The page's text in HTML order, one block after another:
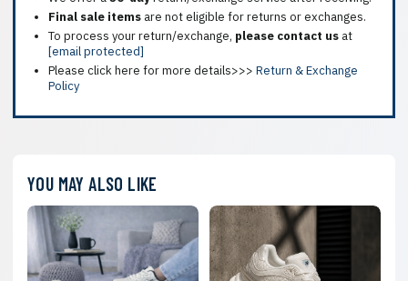
Final sale items are not eligible for returns or exchanges.
To process your return/exchange, please contact us at
[email protected]
Please click here for more details>>> Return & Exchange
Policy
YOU MAY ALSO LIKE